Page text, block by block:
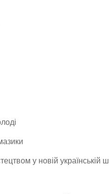
у новій українській